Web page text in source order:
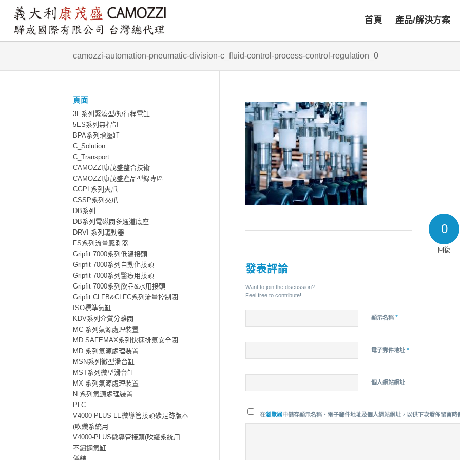
首頁 產品/解決方案
camozzi-automation-pneumatic-division-c_fluid-control-process-control-regulation_0
0
回復
發表評論
Want to join the discussion?
Feel free to contribute!
顯示名稱*
電子郵件地址*
個人網站網址
在瀏覽器中儲存顯示名稱、電子郵件地址及個人網站網址，以供下次發佈留言時
頁面
3E系列緊湊型/短行程電缸
5ES系列無桿缸
BPA系列增壓缸
C_Solution
C_Transport
CAMOZZI康茂盛整合技術
CAMOZZI康茂盛產品型錄專區
CGPL系列夾爪
CSSP系列夾爪
DB系列
DB系列電磁閥多通道底座
DRVI 系列驅動器
FS系列流量感測器
Gripfit 7000系列低溫接頭
Gripfit 7000系列自動化接頭
Gripfit 7000系列醫療用接頭
Gripfit 7000系列飲品&水用接頭
Gripfit CLFB&CLFC系列流量控制閥
ISO標準氣缸
KDV系列介質分離閥
MC 系列氣源處理裝置
MD SAFEMAX系列快速排氣安全閥
MD 系列氣源處理裝置
MSN系列微型滑台缸
MST系列微型滑台缸
MX 系列氣源處理裝置
N 系列氣源處理裝置
PLC
V4000 PLUS LE微導管接頭碳足跡版本
(吹纖系統用
V4000-PLUS微導管接頭(吹纖系統用
不鏽鋼氣缸